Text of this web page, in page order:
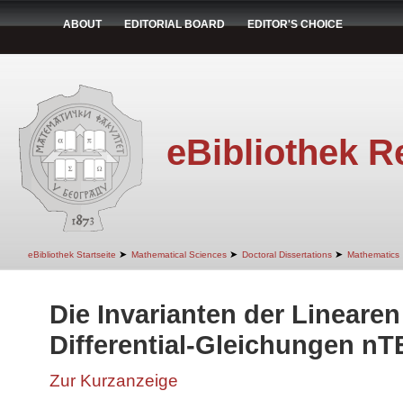
ABOUT EDITORIAL BOARD EDITOR'S CHOICE
eBibliothek
eBibliothek Startseite ➤ Mathematical Sciences ➤ Doctoral Dissertations ➤ Mathematics
Die Invarianten der
Differential-Gleichungen
Zur Kurzanzeige